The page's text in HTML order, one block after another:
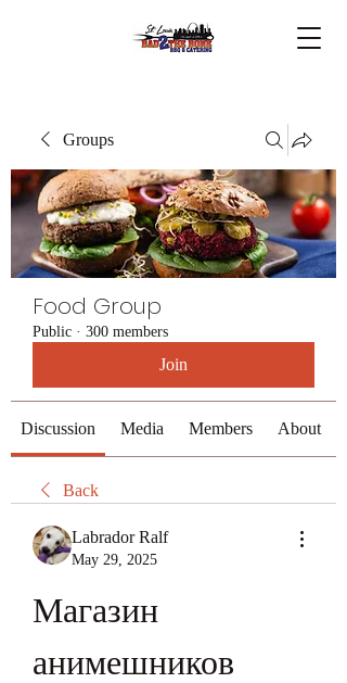
Groups
Food Group
Public · 300 members
Join
Discussion Media Members About
Back
Labrador Ralf
May 29, 2025
Магазин
анимешников